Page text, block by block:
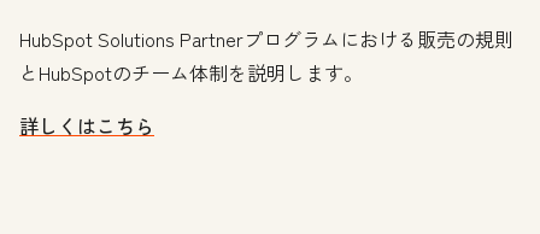
HubSpot Solutions Partnerプログラムにおける販売の規則
とHubSpotのチーム体制を説明します。
詳しくはこちら